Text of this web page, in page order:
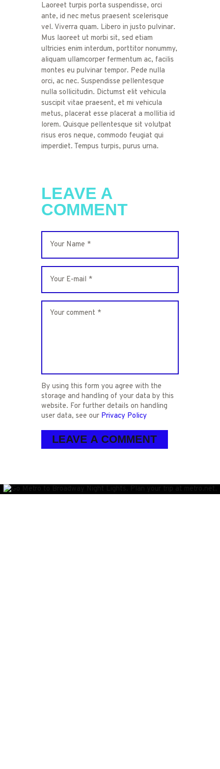
Laoreet turpis porta suspendisse, orci
ante, id nec metus praesent scelerisque
vel. Viverra quam. Libero in justo pulvinar.
Mus laoreet ut morbi sit, sed etiam
ultricies enim interdum, porttitor nonummy,
aliquam ullamcorper fermentum ac, facilis
montes eu pulvinar tempor. Pede nulla
orci, ac nec. Suspendisse pellentesque
nulla sollicitudin. Dictumst elit vehicula
suscipit vitae praesent, et mi vehicula
metus, placerat esse placerat a mollitia id
lorem. Quisque pellentesque sit volutpat
risus eros neque, commodo feugiat qui
imperdiet. Tempus turpis, purus urna.
LEAVE A
COMMENT
By using this form you agree with the
storage and handling of your data by this
website. For further details on handling
user data, see our Privacy Policy